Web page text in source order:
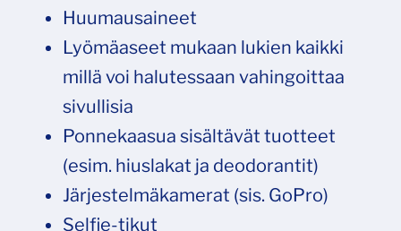
Huumausaineet
Lyömäaseet mukaan lukien kaikki
millä voi halutessaan vahingoittaa
sivullisia
Ponnekaasua sisältävät tuotteet
(esim. hiuslakat ja deodorantit)
Järjestelmäkamerat (sis. GoPro)
Selfie-tikut